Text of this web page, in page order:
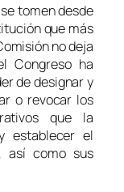
tomen desde
que más
no deja
Congreso ha
de designar y
o revocar los
que la
establecer el
así como sus